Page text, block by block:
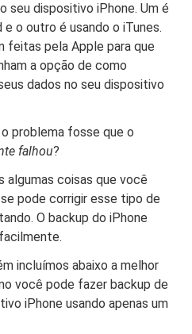
seu dispositivo iPhone. Um é
o outro é usando o iTunes.
feitas pela Apple para que
a opção de como
dados no seu dispositivo
problema fosse que o
falhou?
algumas coisas que você
pode corrigir esse tipo de
O backup do iPhone
incluímos abaixo a melhor
você pode fazer backup de
iPhone usando apenas um